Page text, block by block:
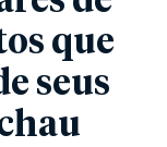
que
seus